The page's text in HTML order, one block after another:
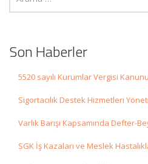
Son Haberler
5520 sayılı Kurumlar Vergisi
Sigortacılık Destek Hizmetleri
Varlık Barışı Kapsamında Defter-
SGK İş Kazaları ve Meslek